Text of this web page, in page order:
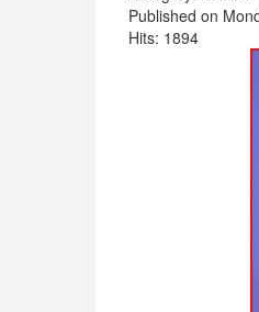
Published on
Hits: 1894